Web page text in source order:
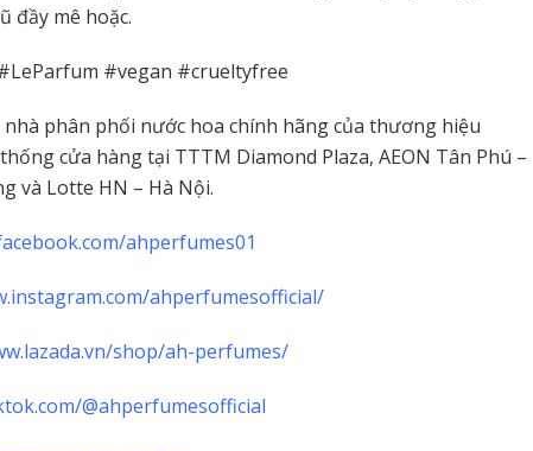
đầy mê hoặc.
#vegan #crueltyfree
phân phối nước hoa chính hãng của thương hiệu
cửa hàng tại TTTM Diamond Plaza, AEON Tân Phú –
và Lotte HN – Hà Nội.
ahperfumes01
ahperfumesofficial/
shop/ah-perfumes/
@ahperfumesofficial